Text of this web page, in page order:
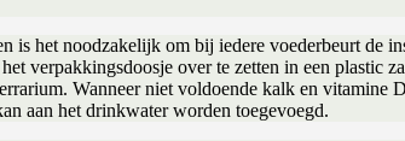
het noodzakelijk om bij iedere voederbeurt de
over te zetten in een plastic
Wanneer niet voldoende kalk en
aan het drinkwater worden toegevoegd.